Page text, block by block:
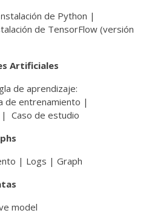
de Python |
de TensorFlow (versión
Artificiales
de aprendizaje:
de entrenamiento |
| Caso de estudio
| Logs | Graph
model